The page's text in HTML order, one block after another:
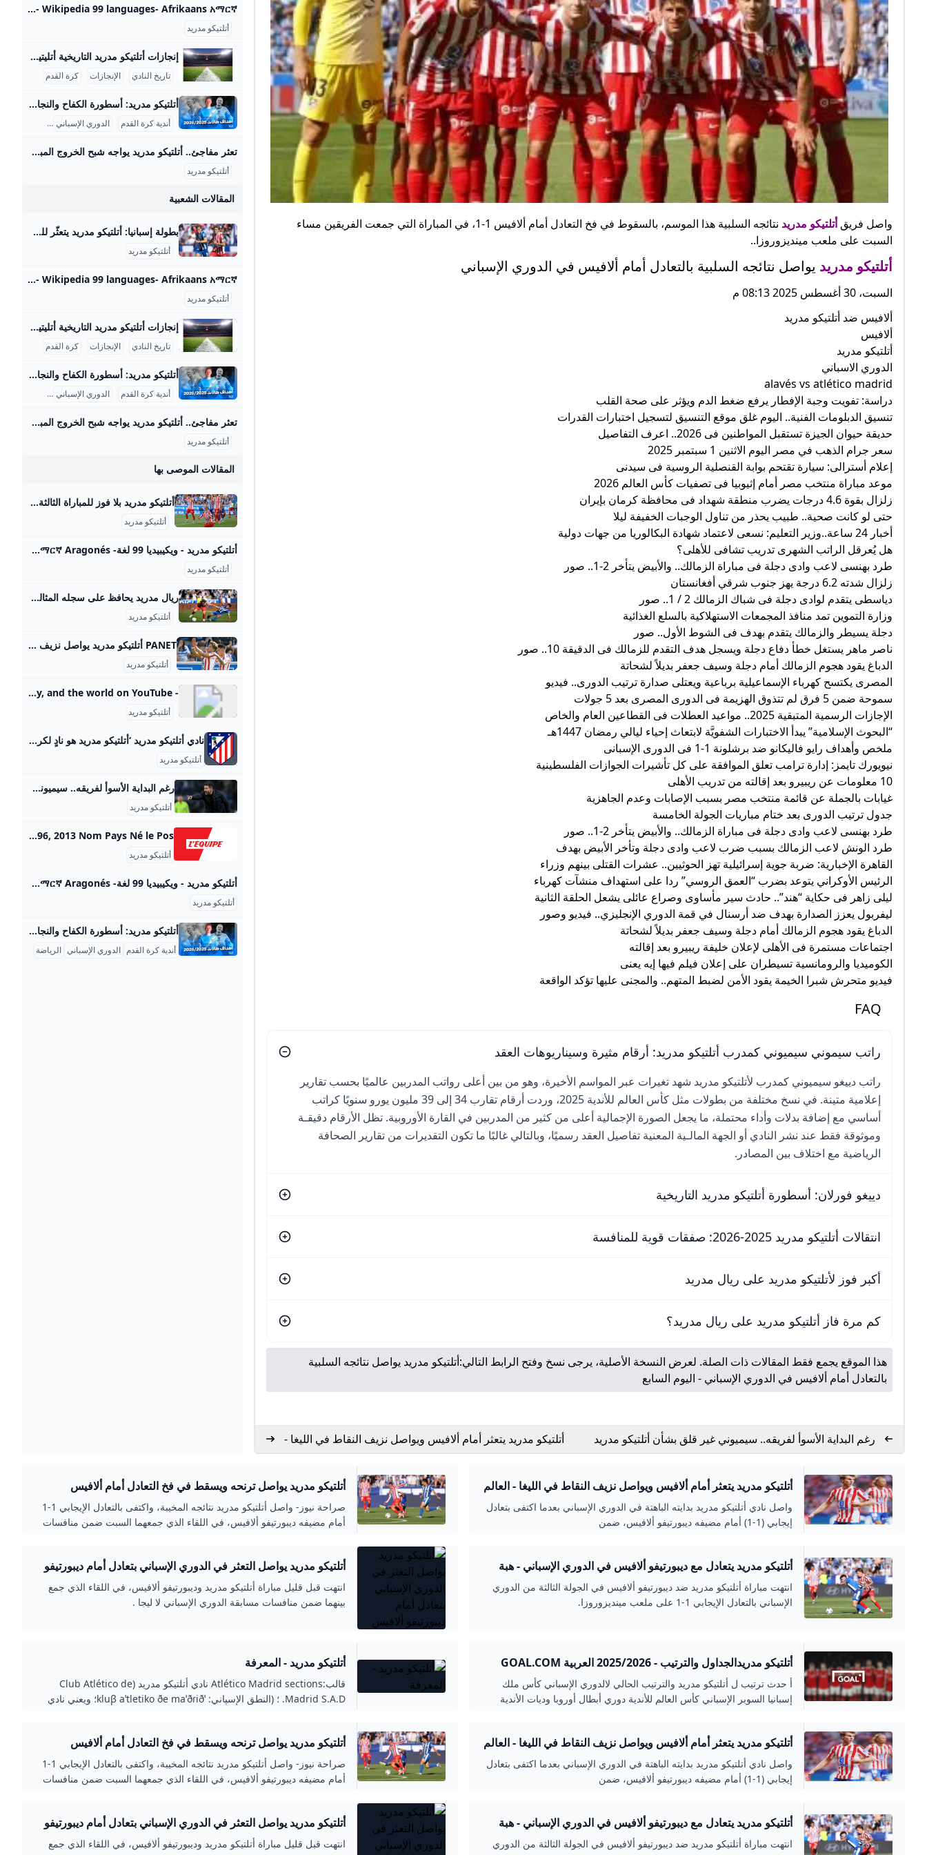
واصل فريقأتلتيكو مدريد
نتائجه السلبية هذا الموسم، بالسقوط في فخ التعادل أمام ألافيس 1-1، في المباراة التي جمعت الفريقين مساء
السبت على ملعب مينديزوروزا..
أتلتيكو مدريد يواصل نتائجه السلبية بالتعادل أمام ألافيس في الدوري الإسباني
السبت، 30 أغسطس 2025 08:13 م
ألافيس ضد أتلتيكو مدريد
ألافيس
أتلتيكو مدريد
الدوري الاسباني
alavés vs atlético madrid
دراسة: تفويت وجبة الإفطار يرفع ضغط الدم ويؤثر على صحة القلب
تنسيق الدبلومات الفنية.. اليوم غلق موقع التنسيق لتسجيل اختبارات القدرات
حديقة حيوان الجيزة تستقبل المواطنين فى 2026.. اعرف التفاصيل
سعر جرام الذهب في مصر اليوم الاثنين 1 سبتمبر 2025
إعلام أسترالى: سيارة تقتحم بوابة القنصلية الروسية فى سيدنى
موعد مباراة منتخب مصر أمام إثيوبيا فى تصفيات كأس العالم 2026
زلزال بقوة 4.6 درجات يضرب منطقة شهداد فى محافظة كرمان بإيران
حتى لو كانت صحية.. طبيب يحذر من تناول الوجبات الخفيفة ليلا
أخبار 24 ساعة..وزير التعليم: نسعى لاعتماد شهادة البكالوريا من جهات دولية
هل يُعرقل الراتب الشهرى تدريب تشافى للأهلى؟
طرد بهنسى لاعب وادى دجلة فى مباراة الزمالك.. والأبيض يتأخر 2-1.. صور
زلزال شدته 6.2 درجة يهز جنوب شرقي أفغانستان
دياسطى يتقدم لوادى دجلة فى شباك الزمالك 2 / 1.. صور
وزارة التموين تمد منافذ المجمعات الاستهلاكية بالسلع الغذائية
دجلة يسيطر والزمالك يتقدم بهدف فى الشوط الأول.. صور
ناصر ماهر يستغل خطأ دفاع دجلة ويسجل هدف التقدم للزمالك فى الدقيقة 10.. صور
الدباغ يقود هجوم الزمالك أمام دجلة وسيف جعفر بديلاً لشحاتة
المصرى يكتسح كهرباء الإسماعيلية برباعية ويعتلى صدارة ترتيب الدورى.. فيديو
سموحة ضمن 5 فرق لم تتذوق الهزيمة فى الدورى المصرى بعد 5 جولات
الإجازات الرسمية المتبقية 2025.. مواعيد العطلات فى القطاعين العام والخاص
“البحوث الإسلامية” يبدأ الاختبارات الشفويَّة لابتعاث إحياء ليالي رمضان 1447هـ
ملخص وأهداف رايو فاليكانو ضد برشلونة 1-1 فى الدورى الإسبانى
نيويورك تايمز: إدارة ترامب تعلق الموافقة على كل تأشيرات الجوازات الفلسطينية
10 معلومات عن ريبيرو بعد إقالته من تدريب الأهلى
غيابات بالجملة عن قائمة منتخب مصر بسبب الإصابات وعدم الجاهزية
جدول ترتيب الدورى بعد ختام مباريات الجولة الخامسة
طرد بهنسى لاعب وادى دجلة فى مباراة الزمالك.. والأبيض يتأخر 2-1.. صور
طرد الونش لاعب الزمالك بسبب ضرب لاعب وادى دجلة وتأخر الأبيض بهدف
القاهرة الإخبارية: ضربة جوية إسرائيلية تهز الحوثيين.. عشرات القتلى بينهم وزراء
الرئيس الأوكراني يتوعد بضرب “العمق الروسي” ردا على استهداف منشآت كهرباء
ليلى زاهر فى حكاية “هند”.. حادث سير مأساوى وصراع عائلى يشعل الحلقة الثانية
ليفربول يعزز الصدارة بهدف ضد أرسنال في قمة الدوري الإنجليزي.. فيديو وصور
الدباغ يقود هجوم الزمالك أمام دجلة وسيف جعفر بديلاً لشحاتة
اجتماعات مستمرة فى الأهلى لإعلان خليفة ريبيرو بعد إقالته
الكوميديا والرومانسية تسيطران على إعلان فيلم فيها إيه يعنى
فيديو متحرش شبرا الخيمة يقود الأمن لضبط المتهم.. والمجنى عليها تؤكد الواقعة
FAQ
راتب سيموني سيميوني كمدرب أتلتيكو مدريد: أرقام مثيرة وسيناريوهات العقد
راتب دييغو سيميوني كمدرب لأتلتيكو مدريد شهد تغيرات عبر المواسم الأخيرة، وهو من بين أعلى رواتب المدربين عالميًا بحسب تقارير
إعلامية متينة. في نسخ مختلفة من بطولات مثل كأس العالم للأندية 2025، وردت أرقام تقارب 34 إلى 39 مليون يورو سنويًا كراتب
أساسي مع إضافة بدلات وأداء محتملة، ما يجعل الصورة الإجمالية أعلى من كثير من المدربين في القارة الأوروبية. تظل الأرقام دقیقـة
وموثوقة فقط عند نشر النادي أو الجهة المالـية المعنية تفاصيل العقد رسميًا، وبالتالي غالبًا ما تكون التقديرات من تقارير الصحافة
الرياضية مع اختلاف بين المصادر.
دييغو فورلان: أسطورة أتلتيكو مدريد التاريخية
انتقالات أتلتيكو مدريد 2025-2026: صفقات قوية للمنافسة
أكبر فوز لأتلتيكو مدريد على ريال مدريد
كم مرة فاز أتلتيكو مدريد على ريال مدريد؟
هذا الموقع يجمع فقط المقالات ذات الصلة. لعرض النسخة الأصلية، يرجى نسخ وفتح الرابط التالي:أتلتيكو مدريد يواصل نتائجه السلبية
بالتعادل أمام ألافيس في الدوري الإسباني - اليوم السابع
رغم البداية الأسوأ لفريقه.. سيميوني غير قلق بشأن أتلتيكو مدريد
القاهرة الاخبارية
أتلتيكو مدريد يتعثر أمام ألافيس ويواصل نزيف النقاط في الليغا -
العالم الرياضي
لتاريخه وإنجازاته الكبيرة.
بالإضافة لبث مباشر مجاني
لمباريات أتلتيكو مدريد عشان
تتابع فريقك لحظة بلحظة. لو إنت
من جمهور أتلتيكو مدريد أو حتى
من عشاق الدوري الإسباني،
الموقع ده هو المرجع المثالي
ليك.
Atlético Madrid - Wikipedia 99 languages- Afrikaans አማርኛ العربية Aragonés Asturianu Azərbaycanca تۆرکجه Basa Bali বাংলা Башҡортса Беларуская Бел
أتلتيكو مدريد
إنجازات أتلتيكو مدريد التاريخية أتليتيكو مدريد هو واحد من أعرق أندية كرة القدم الإسبانية، وتاريخ النادي يمتد لأكثر من قرن من الزمان منذ تأسيسه في 26 أبريل 1903 على يد طلاب من الباسك في مدريد. بدأ النادي كفرع لأتلتيك بيلباو، ولكنه سرعان ما تطور ليصبح من أعظم وأشهر أندية كرة القدم في إسبانيا وأوروبا. عرف عن أتليتيكو مدريد تقديمه أسلوبًا حماسيًا وأداءً قوياً، مما أكسبه قاعدة جماهيرية ضخمة في مدريد وخارجها. في فترة الأربعينيات وحتى السبعينيات، دخل النادي فترة ذهبية تميزت بتحقيق العديد من الألقاب، حيث توج ببطولة الدوري الإسباني 11 مرة في مواسم متنوعة منها 1939-40، 1965-66، و2020-21، رغم المنافسة الشرسة مع ريال مدريد وبرشلونة، كما نال لقب كأس ملك إسبانيا 10 مرات بين عامي 1960 و2013، مواكبة لفترات مؤثرة من تاريخ النادي.
تاريخ النادي الإنجازات كرة القدم
أتلتيكو مدريد: أسطورة الكفاح والنجاح في كرة القدم أتلتيكو مدريد هو واحد من أعظم أندية كرة القدم في إسبانيا والعالم، تأسس في 26 أبريل 1903 على يد مجموعة من الطلاب الإسبان والمهاجرين من بيلباو. يمتلك النادي تاريخًا زاخرًا بالإنجازات، حيث توج بلقب الدوري الإسباني 11 مرة، وكان آخرها في موسم 2020-2021، مما جعله المنافس الأقوى بعد ريال مدريد وبرشلونة. إضافة إلى ذلك، فاز الفريق بكأس ملك إسبانيا 10 مرات، وكأس السوبر الإسباني 3 مرات. على الصعيد الأوروبي، يحظى أتلتيكو بتاريخ مميز باحترافه في دوري أبطال أوروبا، حيث وصل إلى النهائي ثلاث مرات (2014، 2016، 2020) وعاش جو تنافسي لا يُنسى أمام العملاق ريال مدريد.
أندية كرة القدم الدوري الإسباني
تعثر مفاجئ.. أتلتيكو مدريد يواجه شبح الخروج المبكر من سباق الدوري الإسباني – جريدة مانشيت يعيش أتلتيكو مدريد بداية هي الأسوأ له في الدوري الإسباني منذ سنوات، بعدما جمع نقطتين فقط من أصل تسع ممكنة، ليجد الفريق نفسه في موقف حرج ويواجه ضغوطًا متزايدة اقرأ أيضًا:تحذير ناري.. المقاولون العرب يكشف عن أزمة تهدد استكمال الدوري هذا الموسم أسباب تراجع أداء أتلتيكو مدريد المتشابكة بحسب تقرير نشرته صحيفة “آس” الإسبانية، يعاني الفريق الإسباني من عدة أزمات متشابكة أدت إلى هذا التراجع الملحوظ. هذه المشاكل لا تقتصر على جانب واحد، بل تشمل جوانب فنية وتكتيكية ومعنوية، مما أثر بشكل كبير على هوية الفريق داخل الملعب.
أتلتيكو مدريد
المقالات الشعبية
بطولة إسبانيا: أتلتيكو مدريد يتعثّر للمباراة الثالثة تواليا Mosaique FM بطولة إسبانيا: أتلتيكو مدريد يتعثّر للمباراة الثالثة تواليا
أتلتيكو مدريد
Atlético Madrid - Wikipedia 99 languages- Afrikaans አማርኛ العربية Aragonés Asturianu Azərbaycanca تۆرکجه Basa Bali বাংলা Башҡортса Беларуская Бел
أتلتيكو مدريد
إنجازات أتلتيكو مدريد التاريخية أتليتيكو مدريد هو واحد من أعرق أندية كرة القدم الإسبانية، وتاريخ النادي يمتد لأكثر من قرن من الزمان منذ تأسيسه في 26 أبريل 1903 على يد طلاب من الباسك في مدريد. بدأ النادي كفرع لأتلتيك بيلباو، ولكنه سرعان ما تطور ليصبح من أعظم وأشهر أندية كرة القدم في إسبانيا وأوروبا. عرف عن أتليتيكو مدريد تقديمه أسلوبًا حماسيًا وأداءً قوياً، مما أكسبه قاعدة جماهيرية ضخمة في مدريد وخارجها. في فترة الأربعينيات وحتى السبعينيات، دخل النادي فترة ذهبية تميزت بتحقيق العديد من الألقاب، حيث توج ببطولة الدوري الإسباني 11 مرة في مواسم متنوعة منها 1939-40، 1965-66، و2020-21، رغم المنافسة الشرسة مع ريال مدريد وبرشلونة، كما نال لقب كأس ملك إسبانيا 10 مرات بين عامي 1960 و2013، مواكبة لفترات مؤثرة من تاريخ النادي.
تاريخ النادي الإنجازات كرة القدم
أتلتيكو مدريد: أسطورة الكفاح والنجاح في كرة القدم أتلتيكو مدريد هو واحد من أعظم أندية كرة القدم في إسبانيا والعالم، تأسس في 26 أبريل 1903 على يد مجموعة من الطلاب الإسبان والمهاجرين من بيلباو. يمتلك النادي تاريخًا زاخرًا بالإنجازات، حيث توج بلقب الدوري الإسباني 11 مرة، وكان آخرها في موسم 2020-2021، مما جعله المنافس الأقوى بعد ريال مدريد وبرشلونة. إضافة إلى ذلك، فاز الفريق بكأس ملك إسبانيا 10 مرات، وكأس السوبر الإسباني 3 مرات. على الصعيد الأوروبي، يحظى أتلتيكو بتاريخ مميز باحترافه في دوري أبطال أوروبا، حيث وصل إلى النهائي ثلاث مرات (2014، 2016، 2020) وعاش جو تنافسي لا يُنسى أمام العملاق ريال مدريد.
أندية كرة القدم الدوري الإسباني
تعثر مفاجئ.. أتلتيكو مدريد يواجه شبح الخروج المبكر من سباق الدوري الإسباني – جريدة مانشيت يعيش أتلتيكو مدريد بداية هي الأسوأ له في الدوري الإسباني منذ سنوات، بعدما جمع نقطتين فقط من أصل تسع ممكنة، ليجد الفريق نفسه في موقف حرج ويواجه ضغوطًا متزايدة اقرأ أيضًا:تحذير ناري.. المقاولون العرب يكشف عن أزمة تهدد استكمال الدوري هذا الموسم أسباب تراجع أداء أتلتيكو مدريد المتشابكة بحسب تقرير نشرته صحيفة “آس” الإسبانية، يعاني الفريق الإسباني من عدة أزمات متشابكة أدت إلى هذا التراجع الملحوظ. هذه المشاكل لا تقتصر على جانب واحد، بل تشمل جوانب فنية وتكتيكية ومعنوية، مما أثر بشكل كبير على هوية الفريق داخل الملعب.
أتلتيكو مدريد
المقالات الموصى بها
أتلتيكو مدريد بلا فوز للمباراة الثالثة في الليغا الشرق رياضة واصل أتلتيكو مدريد إهدار النقاط في بداية سيئة لموسم الدوري الإسباني عقب تعادل مع مضيفه ألافيس 1-1 اليوم السبت. | الشرق رياضة دقائق القراءة - 2شاركتابع آخر الأخبار على واتسابنُشر:30 أغسطس 2025 17:48آخر تحديث:30 أغسطس 2025 17:48 سيميوني تحت صفيح ساخن.. أتلتيكو مدريد بلا فوز للمباراة الثالثة في الليغا التالي:المغربي عز الدين أوناحي ينتقل من مارسيليا إلى الدوري الإسباني 12345
أتلتيكو مدريد
أتلتيكو مدريد - ويكيبيديا 99 لغة- Afrikaans አማርኛ Aragonés مصرى Asturianu Azərbaycanca تۆرکجه Башҡортса Basa Bali Беларуская Беларуск
أتلتيكو مدريد
ريال مدريد يحافظ على سجله المثالي وأتلتيكو يتعثر مجددا حافظ ريال مدريد على سجله المثالي وحقق فوزه الثالث تواليا على ريال مايوركا 2-1 ضمن المرحلة الثالثة من الدوري الإسباني لكرة القدم السبت. ويدين &quot;ميرينغي&quot; بفوزه إلى هدفي التركي أردا غولر (37)… شارك الخبر 00:59:45 31 -08- 2025 آخر تحديث 04:14:24 31 -08- 2025
أتلتيكو مدريد
PANET أتلتيكو مدريد يواصل نزيف النقاط بالتعادل مع ألافيس ×° القدس الجليل الاعلى المروج الشمالية الناصرة المثلث الشمالي المثلث الجنوبي النقب صفد رام الله نابلس جنين الخليل اريحا بيت لحم طولكرم قلقيلية غزة حيفا عكا يافا ايلات - محتوى ، بانيت نص الخبر باشتراك تمويلي من معلن خارجي ركلة جزاء في الوقت بدل الضائع تمنح يونايتد فوزا مثيرا على بيرنلي محتوى ، بانيت نص الخبر باشتراك تمويلي من معلن خارجي ليفركوزن يفرط في الفوز أمام بريمن ويواصل تفادي الهزائم خارج ملعبه محتوى ، بانيت نص الخبر باشتراك تمويلي من معلن خارجي تحت أنظار جارناتشو.
أتلتيكو مدريد
- YouTube Enjoy the videos and music you love, upload original content, and share it all with friends, family, and the world on YouTube.
أتلتيكو مدريد
نادي أتلتيكو مدريد ‘أتلتيكو مدريد هو نادٍ لكرة القدم في إسبانيا، تأسس عام 1903، ويقع في العاصمة مدريد. يُلقب بـ “لوس روخيبلانكوس” أي “الحمر والبيض” نسبةً إلى ألوان قميصه. يخوض مبارياته على ملعب سيفيتاس ميتروبوليتانو.’ العربيةAmerica/Los_Angeles12 ساعة2025-08-302025-08-30توقف مباراة ألافيس وأتلتيكو بسبب حالة طارئة لمشجع.أزبيليكويتا ينضم لإشبيلية في صفقة انتقال حر.زانيتي يحترم أتلتيكو مدريد ويعتبر المباراة صعبة.أدلى إنريكي سيريزو، رئيس نادي أتلتيكو مدريد، بتصريحات حول نتائج دوري أبطال أوروبا 2025/2026 بنظام مرحلة الدوري الجديد.تعرف على مباريات فرق التصنيف الثاني، لدور الدوري لمسابقة دوري واجه نادي أتلتيكو مدريد موقفًا غير متوقع، بعد تعذر سفر كاراسكو يُعرض على أتلتيكو مدريد لتعزيز الفريق.
أتلتيكو مدريد
رغم البداية الأسوأ لفريقه.. سيميوني غير قلق بشأن أتلتيكو مدريد القاهرة الاخبارية أكد دييجو سيميوني، مدرب أتلتيكو مدريد، أنه لا يشعر بالقلق بعد أسوأ بداية لفريقه في 14 عامًا قضاها مع الفريق عقب التعادل 1-1 مع ألافيس لتمتد سلسلة مبارياته الثلاث الخالية من الانتصارات في الدوري الإسباني ٣١ أغسطس ٢٠٢٥|١٠:٢٧ ص مشاركة :
أتلتيكو مدريد
Atlético de Madrid (Club Atlético de Madrid) Toute l’actualité de l’Atlético de Madrid et les infos du club. Retrouvez le palmarès, le calendrier de l’Atlético de Madrid, les stats, l’effectif et les fiches des joueurs. | Nom : Club Atlético de Madrid | |—| | Pays : Espagne | | Fondé en : 1903 | | Président : Enrique Cerezo | | Entraineur : Diego SIMEONE | Coupe Intercontinentale (ex Mondial des clubs) : 11974 Super Coupe d’Europe : 32010, 2012, 2018 Coupe des coupes : 11962 Ligue Europa : 32010, 2012, 2018 Super Coupe Espagne : 21985, 2014 Championnat Espagne : 111940, 1941, 1950, 1951, 1966, 1970, 1973, 1977, 1996, 2014, 2021 Coupe Espagne : 101960, 1961, 1965, 1972, 1976, 1985, 1991, 1992, 1996, 2013 Nom Pays Né le Pos.
أتلتيكو مدريد
أتلتيكو مدريد - ويكيبيديا 99 لغة- Afrikaans አማርኛ Aragonés مصرى Asturianu Azərbaycanca تۆرکجه Башҡортса Basa Bali Беларуская Беларуск
أتلتيكو مدريد
أتلتيكو مدريد: أسطورة الكفاح والنجاح في كرة القدم أتلتيكو مدريد هو واحد من أعظم أندية كرة القدم في إسبانيا والعالم، تأسس في 26 أبريل 1903 على يد مجموعة من الطلاب الإسبان والمهاجرين من بيلباو. يمتلك النادي تاريخًا زاخرًا بالإنجازات، حيث توج بلقب الدوري الإسباني 11 مرة، وكان آخرها في موسم 2020-2021، مما جعله المنافس الأقوى بعد ريال مدريد وبرشلونة. إضافة إلى ذلك، فاز الفريق بكأس ملك إسبانيا 10 مرات، وكأس السوبر الإسباني 3 مرات. على الصعيد الأوروبي، يحظى أتلتيكو بتاريخ مميز باحترافه في دوري أبطال أوروبا، حيث وصل إلى النهائي ثلاث مرات (2014، 2016، 2020) وعاش جو تنافسي لا يُنسى أمام العملاق ريال مدريد.
أندية كرة القدم الدوري الإسباني الرياضة
أتلتيكو مدريد يتعثر أمام ألافيس ويواصل نزيف النقاط في الليغا - العالم
الرياضي
واصل نادي أتلتيكو مدريد بدايته الباهتة في الدوري الإسباني بعدما اكتفى بتعادل
إيجابي (1-1) أمام مضيفه ديبورتيفو ألافيس، ضمن
أتلتيكو مدريد يواصل ترنحه ويسقط في فخ التعادل أمام ألافيس
صراحة نيوز- واصل أتلتيكو مدريد نتائجه المخيبة، واكتفى بالتعادل الإيجابي 1-1
أمام مضيفه ديبورتيفو ألافيس، في اللقاء الذي جمعهما السبت ضمن منافسات
أتلتيكو مدريد يتعادل مع ديبورتيفو ألافيس في الدوري الإسباني - هبة
سبورهبة سبور
انتهت مباراة أتلتيكو مدريد ضد ديبورتيفو ألافيس في الجولة الثالثة من الدوري
الإسباني بالتعادل الإيجابي 1-1 على ملعب مينديزوروزا.
أتلتيكو مدريد يواصل التعثر في الدوري الإسباني بتعادل أمام ديبورتيفو
ألافيس
انتهت قبل قليل مباراة أتلتيكو مدريد وديبورتيفو ألافيس، في اللقاء الذي جمع
بينهما ضمن منافسات مسابقة الدوري الإسباني لا ليجا .
أتلتيكو مدريدالجداول والترتيب - 2025/2026 العربية GOAL.COM
أ حدث ترتيب ل أتلتيكو مدريد والترتيب الحالي لالدوري الإسباني كأس ملك
إسبانيا السوبر الإسباني كأس العالم للأندية دوري أبطال أوروبا وديات الأندية
أتلتيكو مدريد - المعرفة
قالب:Atlético Madrid sections نادي أتلتيكو مدريد (Club Atlético de
Madrid S.A.D. ؛ (النطق الإسپاني: ˈkluβ aˈtletiko ðe maˈðɾið؛ ويعني نادي
أتلتيكو مدريد يتعثر أمام ألافيس ويواصل نزيف النقاط في الليغا - العالم
الرياضي
واصل نادي أتلتيكو مدريد بدايته الباهتة في الدوري الإسباني بعدما اكتفى بتعادل
إيجابي (1-1) أمام مضيفه ديبورتيفو ألافيس، ضمن
أتلتيكو مدريد يواصل ترنحه ويسقط في فخ التعادل أمام ألافيس
صراحة نيوز- واصل أتلتيكو مدريد نتائجه المخيبة، واكتفى بالتعادل الإيجابي 1-1
أمام مضيفه ديبورتيفو ألافيس، في اللقاء الذي جمعهما السبت ضمن منافسات
أتلتيكو مدريد يتعادل مع ديبورتيفو ألافيس في الدوري الإسباني - هبة
سبورهبة سبور
انتهت مباراة أتلتيكو مدريد ضد ديبورتيفو ألافيس في الجولة الثالثة من الدوري
أتلتيكو مدريد يواصل التعثر في الدوري الإسباني بتعادل أمام ديبورتيفو
ألافيس
انتهت قبل قليل مباراة أتلتيكو مدريد وديبورتيفو ألافيس، في اللقاء الذي جمع